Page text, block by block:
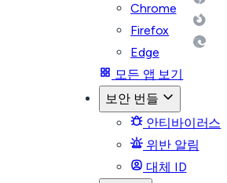
Chrome
Firefox
Edge
모든 앱 보기
보안 번들
안티바이러스
위반 알림
대체 ID